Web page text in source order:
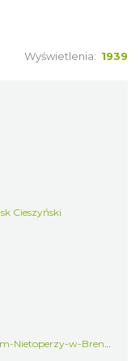
Wyświetlenia: 1939
Cieszyński
w-Brennej